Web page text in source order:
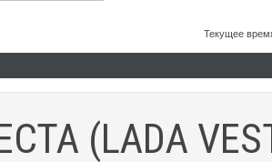
Текущее
(LADA